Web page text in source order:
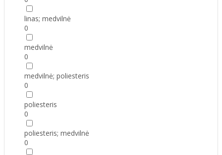
linas; medvilnė
0
medvilnė
0
medvilnė; poliesteris
0
poliesteris
0
poliesteris; medvilnė
0